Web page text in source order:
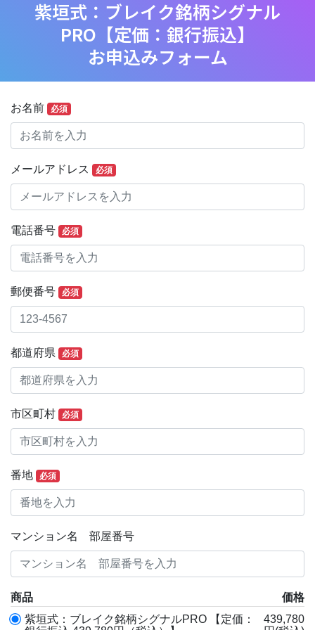
紫垣式：ブレイク銘柄シグナル
PRO【定価：銀行振込】
お申込みフォーム
お名前 必須
メールアドレス 必須
電話番号 必須
郵便番号 必須
都道府県 必須
市区町村 必須
番地 必須
マンション名 部屋番号
商品
価格
紫垣式：ブレイク銘柄シグナルPRO 【定価：
439,780